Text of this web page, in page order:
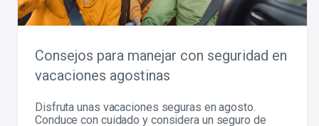
Consejos para manejar con seguridad en
vacaciones agostinas
Disfruta unas vacaciones seguras en agosto.
Conduce con cuidado y considera un seguro de